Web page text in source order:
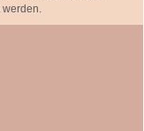
werden.